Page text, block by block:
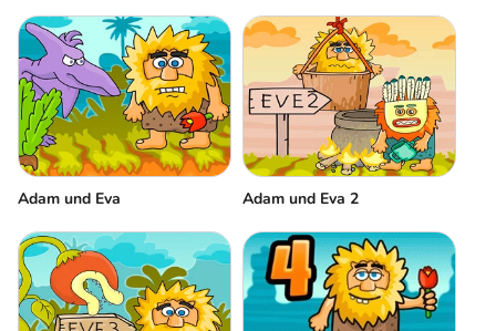
Adam und Eva Adam und Eva 2